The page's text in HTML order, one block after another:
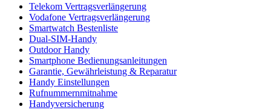
Telekom Vertragsverlängerung
Vodafone Vertragsverlängerung
Smartwatch Bestenliste
Dual-SIM-Handy
Outdoor Handy
Smartphone Bedienungsanleitungen
Garantie, Gewährleistung & Reparatur
Handy Einstellungen
Rufnummernmitnahme
Handyversicherung